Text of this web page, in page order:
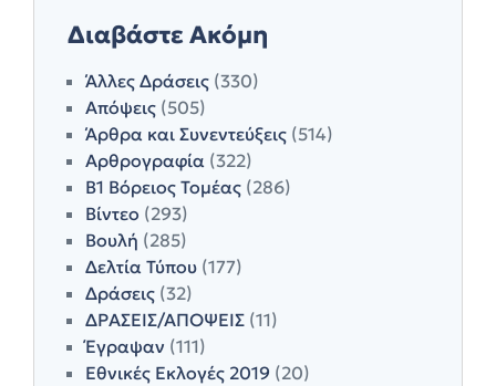
Διαβάστε Ακόμη
Άλλες Δράσεις (330)
Απόψεις (505)
Άρθρα και Συνεντεύξεις (514)
Αρθρογραφία (322)
Β1 Βόρειος Τομέας (286)
Βίντεο (293)
Βουλή (285)
Δελτία Τύπου (177)
Δράσεις (32)
ΔΡΑΣΕΙΣ/ΑΠΟΨΕΙΣ (11)
Έγραψαν (111)
Εθνικές Εκλογές 2019 (20)